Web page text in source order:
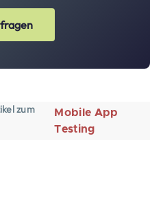
zum
Mobile App
Testing